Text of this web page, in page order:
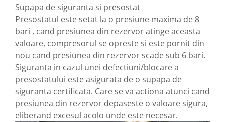
Supapa de siguranta si presostat
Presostatul este setat la o presiune maxima de 8
bari , cand presiunea din rezervor atinge aceasta
valoare, compresorul se opreste si este pornit din
nou cand presiunea din rezervor scade sub 6 bari.
Siguranta in cazul unei defectiuni/blocare a
presostatului este asigurata de o supapa de
siguranta certificata. Care se va actiona atunci cand
presiunea din rezervor depaseste o valoare sigura,
eliberand excesul acolo unde este necesar.